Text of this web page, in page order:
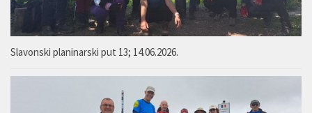
Slavonski planinarski put 13; 14.06.2026.